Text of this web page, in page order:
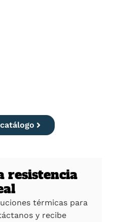
resistencia
térmicas para
y recibe